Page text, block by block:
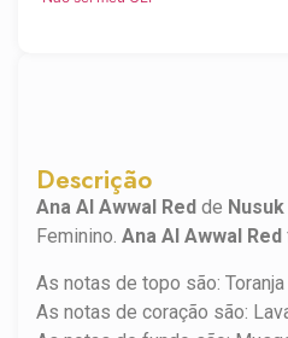
Descrição
Ana Al Awwal Red de Nusuk
Feminino. Ana Al Awwal Red
As notas de topo são: Toranja
As notas de coração são: